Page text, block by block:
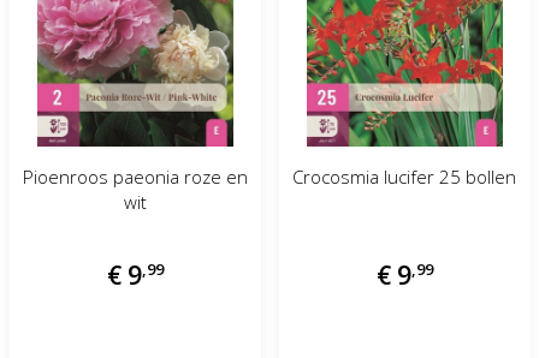
Pioenroos paeonia roze en
wit
€ 9, 99
Crocosmia lucifer 25 bollen
€ 9, 99